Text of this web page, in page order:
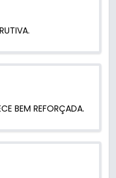
BEM REFORÇADA.